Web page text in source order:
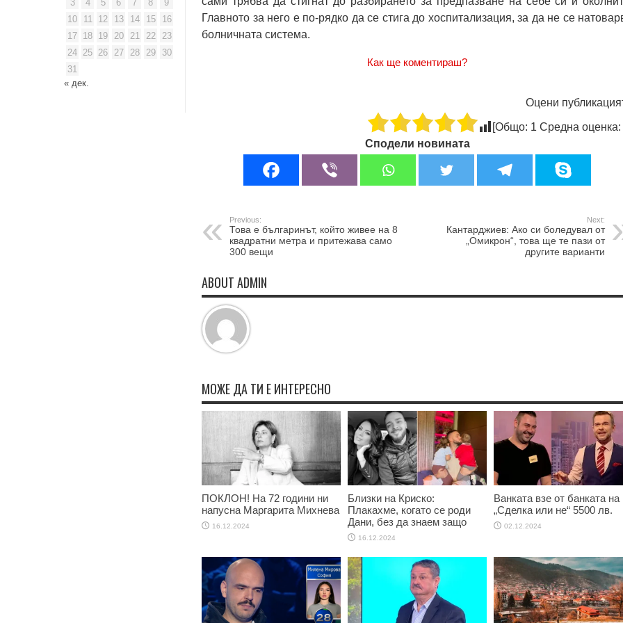
Главното за него е по-рядко да се стига до хоспитализация, за да не се
болничната система.
Как ще коментираш?
Оцени
[Общо: 1 Средна оценка:
Сподели новината
Previous:
Това е българинът, който живее на 8
квадратни метра и притежава само
300 вещи
Next:
Кантарджиев: Ако си боледувал от
„Омикрон“, това ще те пази от
другите варианти
ABOUT ADMIN
МОЖЕ ДА ТИ Е ИНТЕРЕСНО
ПОКЛОН! На 72 години ни
напусна Маргарита Михнева
16.12.2024
Близки на Криско:
Плакахме, когато се роди
Дани, без да знаем защо
16.12.2024
Ванката взе от банката на
„Сделка или не“ 5500 лв.
02.12.2024
3
4 5 6 7 8
9
10
11 12 13 14 15
16
17 18 19 20 21 22
23
24 25 26 27 28 29
30
31
« дек.